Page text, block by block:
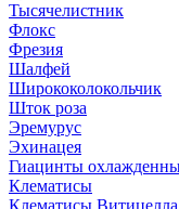
Тысячелистник
Флокс
Фрезия
Шалфей
Ширококолокольчик
Шток роза
Эремурус
Эхинацея
Гиацинты
Клематисы
Клематисы Витицелла